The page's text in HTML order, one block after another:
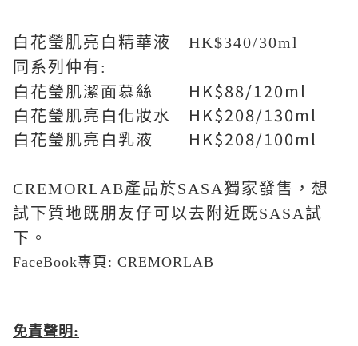
白花瑩肌亮白精華液 HK$340/30ml
同系列仲有:
白花瑩肌潔面慕絲 HK$88/120ml
白花瑩肌亮白化妝水 HK$208/130ml
白花瑩肌亮白乳液 HK$208/100ml
CREMORLAB產品於SASA獨家發售，想
試下質地既朋友仔可以去附近既SASA試
下。
FaceBook專頁: CREMORLAB
免責聲明 :